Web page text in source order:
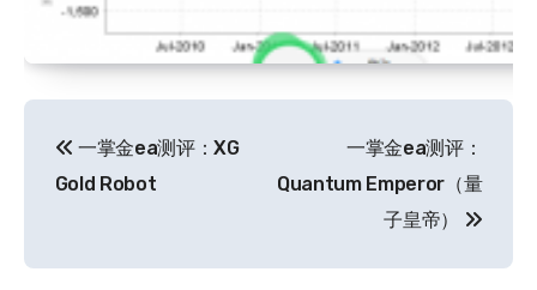
章
航
一掌金ea测评：XG
Gold Robot
一掌金ea测评：
Quantum Emperor（量
子皇帝）